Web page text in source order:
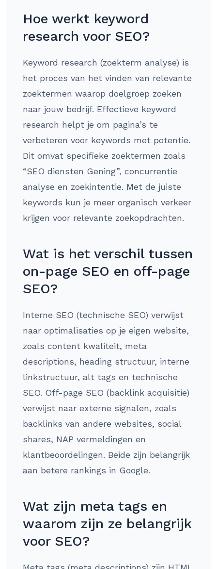
Hoe werkt keyword
research voor SEO?
Keyword research (zoekterm analyse) is
het proces van het vinden van relevante
zoektermen waarop doelgroep zoeken
naar jouw bedrijf. Effectieve keyword
research helpt je om pagina’s te
verbeteren voor keywords met potentie.
Dit omvat specifieke zoektermen zoals
“SEO diensten Gening”, concurrentie
analyse en zoekintentie. Met de juiste
keywords kun je meer organisch verkeer
krijgen voor relevante zoekopdrachten.
Wat is het verschil tussen
on-page SEO en off-page
SEO?
Interne SEO (technische SEO) verwijst
naar optimalisaties op je eigen website,
zoals content kwaliteit, meta
descriptions, heading structuur, interne
linkstructuur, alt tags en technische
SEO. Off-page SEO (backlink acquisitie)
verwijst naar externe signalen, zoals
backlinks van andere websites, social
shares, NAP vermeldingen en
klantbeoordelingen. Beide zijn belangrijk
aan betere rankings in Google.
Wat zijn meta tags en
waarom zijn ze belangrijk
voor SEO?